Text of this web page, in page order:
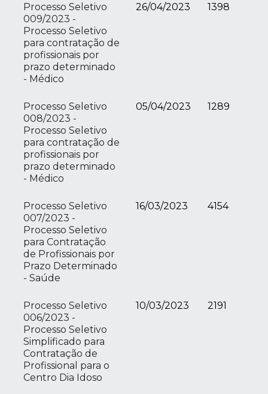
Processo Seletivo
009/2023 -
Processo Seletivo
para contratação de
profissionais por
prazo determinado
- Médico
26/04/2023 1398
Processo Seletivo
008/2023 -
Processo Seletivo
para contratação de
profissionais por
prazo determinado
- Médico
05/04/2023 1289
Processo Seletivo
007/2023 -
Processo Seletivo
para Contratação
de Profissionais por
Prazo Determinado
- Saúde
16/03/2023 4154
Processo Seletivo
006/2023 -
Processo Seletivo
Simplificado para
Contratação de
Profissional para o
Centro Dia Idoso
10/03/2023 2191